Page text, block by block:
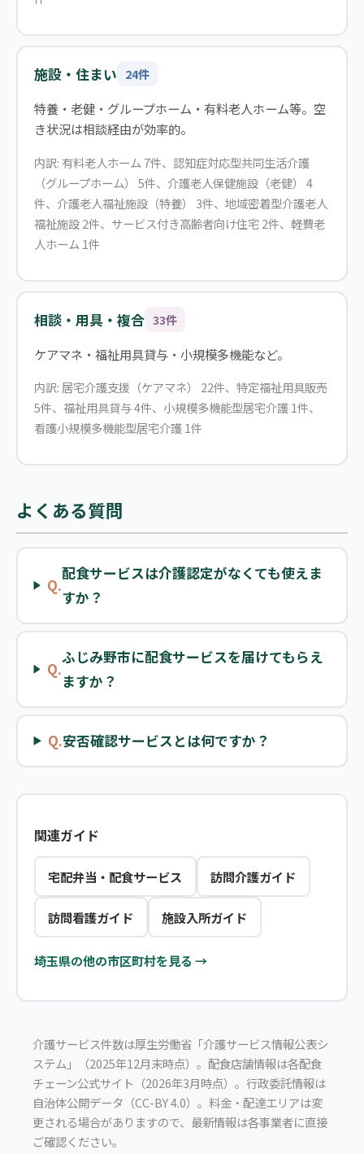
施設・住まい 24件
特養・老健・グループホーム・有料老人ホーム等。空
き状況は相談経由が効率的。
内訳: 有料老人ホーム 7件、認知症対応型共同生活介護
（グループホーム） 5件、介護老人保健施設（老健） 4
件、介護老人福祉施設（特養） 3件、地域密着型介護老人
福祉施設 2件、サービス付き高齢者向け住宅 2件、軽費老
人ホーム 1件
相談・用具・複合 33件
ケアマネ・福祉用具貸与・小規模多機能など。
内訳: 居宅介護支援（ケアマネ） 22件、特定福祉用具販売
5件、福祉用具貸与 4件、小規模多機能型居宅介護 1件、
看護小規模多機能型居宅介護 1件
よくある質問
Q.
配食サービスは介護認定がなくても使えま
すか？
Q.
ふじみ野市に配食サービスを届けてもらえ
ますか？
Q.安否確認サービスとは何ですか？
関連ガイド
宅配弁当・配食サービス 訪問介護ガイド
訪問看護ガイド 施設入所ガイド
埼玉県の他の市区町村を見る →
介護サービス件数は厚生労働省「介護サービス情報公表シ
ステム」（2025年12月末時点）。配食店舗情報は各配食
チェーン公式サイト（2026年3月時点）。行政委託情報は
自治体公開データ（CC-BY 4.0）。料金・配達エリアは変
更される場合がありますので、最新情報は各事業者に直接
ご確認ください。